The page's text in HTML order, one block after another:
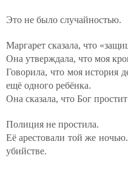
Это не было случайностью.
Маргарет сказала, что
Она утверждала, что моя
Говорила, что моя история
ещё одного ребёнка.
Она сказала, что Бог простит
Полиция не простила.
Её арестовали той же
убийстве.